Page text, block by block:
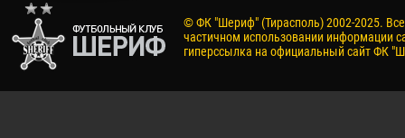
© ФК "Шериф" (Тирасполь) 2002-2025.
частичном использовании информации
гиперссылка на официальный сайт ФК